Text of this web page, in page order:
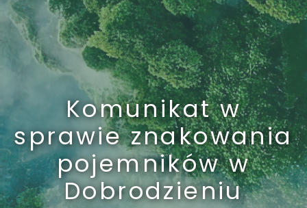
Komunikat w
sprawie znakowania
pojemników w
Dobrodzieniu